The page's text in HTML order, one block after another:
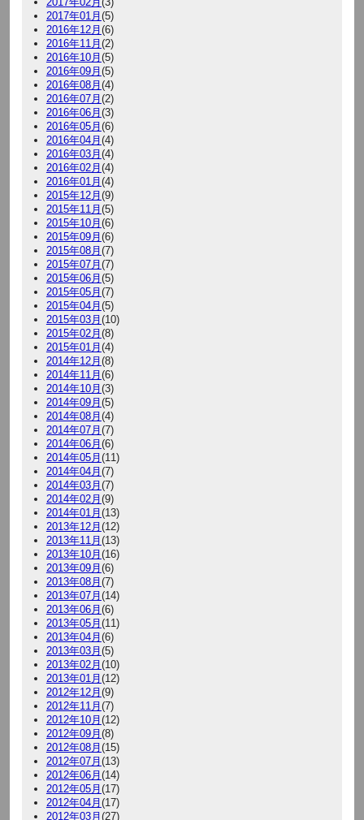
2017年01月 (5)
2016年12月 (6)
2016年11月 (2)
2016年10月 (5)
2016年09月 (5)
2016年08月 (4)
2016年07月 (2)
2016年06月 (3)
2016年05月 (6)
2016年04月 (4)
2016年03月 (4)
2016年02月 (4)
2016年01月 (4)
2015年12月 (9)
2015年11月 (5)
2015年10月 (6)
2015年09月 (6)
2015年08月 (7)
2015年07月 (7)
2015年06月 (5)
2015年05月 (7)
2015年04月 (5)
2015年03月 (10)
2015年02月 (8)
2015年01月 (4)
2014年12月 (8)
2014年11月 (6)
2014年10月 (3)
2014年09月 (5)
2014年08月 (4)
2014年07月 (7)
2014年06月 (6)
2014年05月 (11)
2014年04月 (7)
2014年03月 (7)
2014年02月 (9)
2014年01月 (13)
2013年12月 (12)
2013年11月 (13)
2013年10月 (16)
2013年09月 (6)
2013年08月 (7)
2013年07月 (14)
2013年06月 (6)
2013年05月 (11)
2013年04月 (6)
2013年03月 (5)
2013年02月 (10)
2013年01月 (12)
2012年12月 (9)
2012年11月 (7)
2012年10月 (12)
2012年09月 (8)
2012年08月 (15)
2012年07月 (13)
2012年06月 (14)
2012年05月 (17)
2012年04月 (17)
2012年03月 (27)